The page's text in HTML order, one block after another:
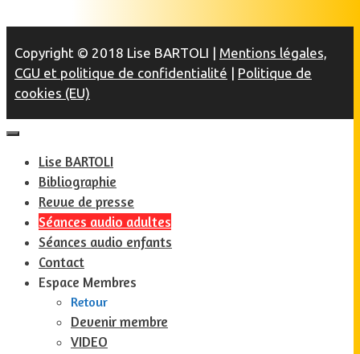
Copyright © 2018 Lise BARTOLI | Mentions légales,
CGU et politique de confidentialité
Politique de
cookies (EU)
Lise BARTOLI
Bibliographie
Revue de presse
Séances audio adultes
Séances audio enfants
Contact
Espace Membres
Retour
Devenir membre
VIDEO